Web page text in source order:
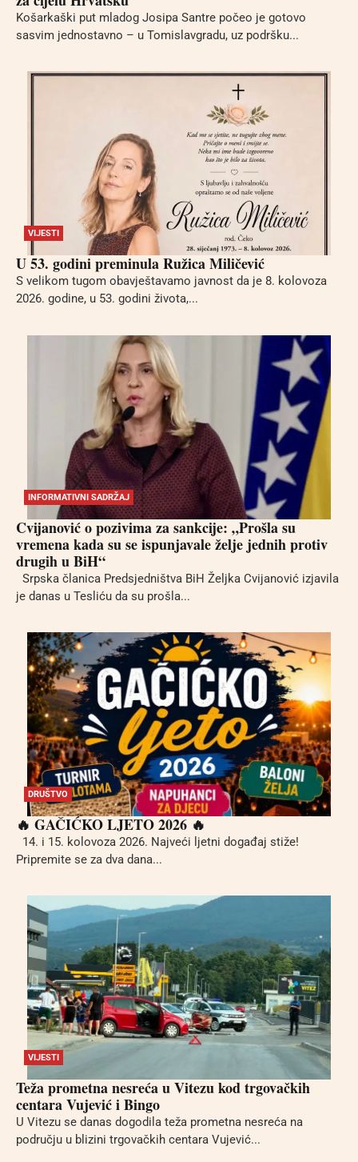
Košarkaški put mladog Josipa Santre počeo je gotovo
sasvim jednostavno – u Tomislavgradu, uz podršku...
VIJESTI
U 53. godini preminula Ružica Miličević
S velikom tugom obavještavamo javnost da je 8. kolovoza
2026. godine, u 53. godini života,...
INFORMATIVNI SADRŽAJ
Cvijanović o pozivima za sankcije: „Prošla su
vremena kada su se ispunjavale želje jednih protiv
drugih u BiH“
Srpska članica Predsjedništva BiH Željka Cvijanović izjavila
je danas u Tesliću da su prošla...
DRUŠTVO
🔥 GAČIĆKO LJETO 2026 🔥
14. i 15. kolovoza 2026. Najveći ljetni događaj stiže!
Pripremite se za dva dana...
VIJESTI
Teža prometna nesreća u Vitezu kod trgovačkih
centara Vujević i Bingo
U Vitezu se danas dogodila teža prometna nesreća na
području u blizini trgovačkih centara Vujević...